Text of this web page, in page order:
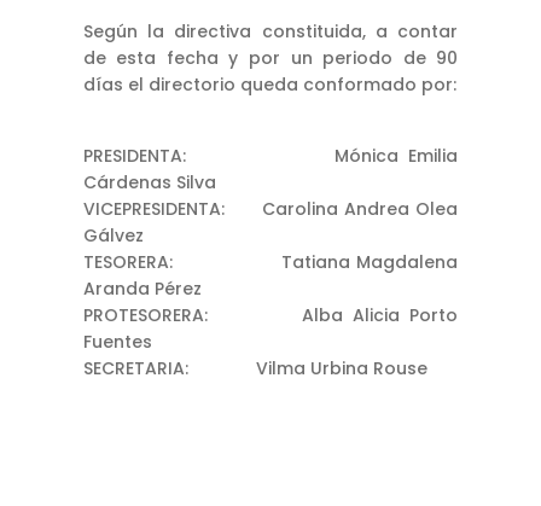
Según la directiva constituida, a contar
de esta fecha y por un periodo de 90
días el directorio queda conformado por:
PRESIDENTA: Mónica Emilia
Cárdenas Silva
VICEPRESIDENTA: Carolina Andrea Olea
Gálvez
TESORERA: Tatiana Magdalena
Aranda Pérez
PROTESORERA: Alba Alicia Porto
Fuentes
SECRETARIA: Vilma Urbina Rouse